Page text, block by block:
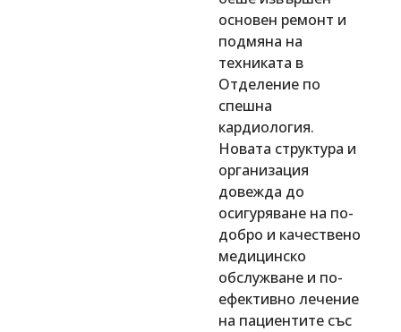
основен ремонт и
подмяна на
техниката в
Отделение по
спешна
кардиология.
Новата структура и
организация
довежда до
осигуряване на по-
добро и качествено
медицинско
обслужване и по-
ефективно лечение
на пациентите със